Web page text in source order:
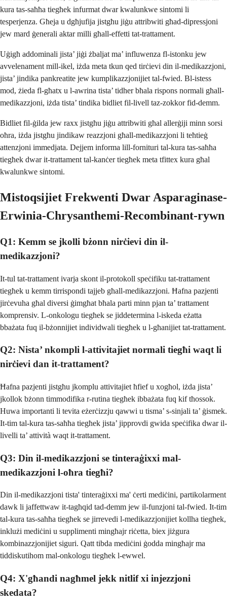
kura tas-saħħa tiegħek infurmat dwar kwalunkwe sintomi li
tesperjenza. Għeja u dgħjufija jistgħu jiġu attribwiti għad-dipressjoni
jew mard ġenerali aktar milli għall-effetti tat-trattament.
Uġigħ addominali jista’ jiġi żbaljat ma’ influwenza fl-istonku jew
avvelenament mill-ikel, iżda meta tkun qed tirċievi din il-medikazzjoni,
jista’ jindika pankreatite jew kumplikazzjonijiet tal-fwied. Bl-istess
mod, żieda fl-għatx u l-awrina tista’ tidher bħala rispons normali għall-
medikazzjoni, iżda tista’ tindika bidliet fil-livell taz-zokkor fid-demm.
Bidliet fil-ġilda jew raxx jistgħu jiġu attribwiti għal allerġiji minn sorsi
oħra, iżda jistgħu jindikaw reazzjoni għall-medikazzjoni li teħtieġ
attenzjoni immedjata. Dejjem informa lill-fornituri tal-kura tas-saħħa
tiegħek dwar it-trattament tal-kanċer tiegħek meta tfittex kura għal
kwalunkwe sintomi.
Mistoqsijiet Frekwenti Dwar Asparaginase-
Erwinia-Chrysanthemi-Recombinant-rywn
Q1: Kemm se jkolli bżonn nirċievi din il-
medikazzjoni?
It-tul tat-trattament ivarja skont il-protokoll speċifiku tat-trattament
tiegħek u kemm tirrispondi tajjeb għall-medikazzjoni. Ħafna pazjenti
jirċevuha għal diversi ġimgħat bħala parti minn pjan ta’ trattament
komprensiv. L-onkologu tiegħek se jiddetermina l-iskeda eżatta
bbażata fuq il-bżonnijiet individwali tiegħek u l-għanijiet tat-trattament.
Q2: Nista’ nkompli l-attivitajiet normali tiegħi waqt li
nirċievi dan it-trattament?
Ħafna pazjenti jistgħu jkomplu attivitajiet ħfief u xogħol, iżda jista’
jkollok bżonn timmodifika r-rutina tiegħek ibbażata fuq kif tħossok.
Huwa importanti li tevita eżerċizzju qawwi u tisma’ s-sinjali ta’ ġismek.
It-tim tal-kura tas-saħħa tiegħek jista’ jipprovdi gwida speċifika dwar il-
livelli ta’ attività waqt it-trattament.
Q3: Din il-medikazzjoni se tinteraġixxi mal-
medikazzjoni l-oħra tiegħi?
Din il-medikazzjoni tista' tinteraġixxi ma' ċerti mediċini, partikolarment
dawk li jaffettwaw it-tagħqid tad-demm jew il-funzjoni tal-fwied. It-tim
tal-kura tas-saħħa tiegħek se jirrevedi l-medikazzjonijiet kollha tiegħek,
inklużi mediċini u supplimenti mingħajr riċetta, biex jiżgura
kombinazzjonijiet siguri. Qatt tibda mediċini ġodda mingħajr ma
tiddiskutihom mal-onkologu tiegħek l-ewwel.
Q4: X'għandi nagħmel jekk nitlif xi injezzjoni
skedata?